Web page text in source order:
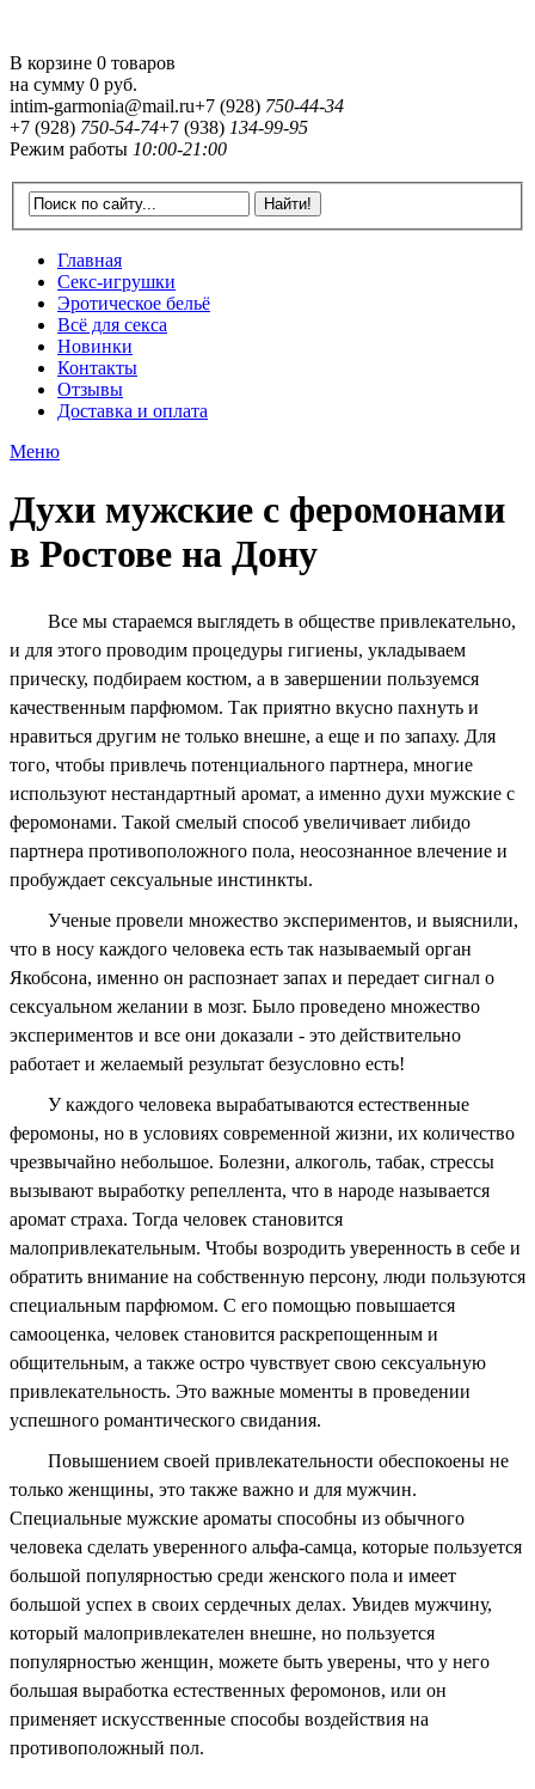
В корзине 0 товаров
на сумму 0 руб.
intim-garmonia@mail.ru+7 (928) 750-44-34
+7 (928) 750-54-74+7 (938) 134-99-95
Режим работы 10:00-21:00
Главная
Секс-игрушки
Эротическое бельё
Всё для секса
Новинки
Контакты
Отзывы
Доставка и оплата
Меню
Духи мужские с феромонами
в Ростове на Дону
Все мы стараемся выглядеть в обществе привлекательно,
и для этого проводим процедуры гигиены, укладываем
прическу, подбираем костюм, а в завершении пользуемся
качественным парфюмом. Так приятно вкусно пахнуть и
нравиться другим не только внешне, а еще и по запаху. Для
того, чтобы привлечь потенциального партнера, многие
используют нестандартный аромат, а именно духи мужские с
феромонами. Такой смелый способ увеличивает либидо
партнера противоположного пола, неосознанное влечение и
пробуждает сексуальные инстинкты.
Ученые провели множество экспериментов, и выяснили,
что в носу каждого человека есть так называемый орган
Якобсона, именно он распознает запах и передает сигнал о
сексуальном желании в мозг. Было проведено множество
экспериментов и все они доказали - это действительно
работает и желаемый результат безусловно есть!
У каждого человека вырабатываются естественные
феромоны, но в условиях современной жизни, их количество
чрезвычайно небольшое. Болезни, алкоголь, табак, стрессы
вызывают выработку репеллента, что в народе называется
аромат страха. Тогда человек становится
малопривлекательным. Чтобы возродить уверенность в себе и
обратить внимание на собственную персону, люди пользуются
специальным парфюмом. С его помощью повышается
самооценка, человек становится раскрепощенным и
общительным, а также остро чувствует свою сексуальную
привлекательность. Это важные моменты в проведении
успешного романтического свидания.
Повышением своей привлекательности обеспокоены не
только женщины, это также важно и для мужчин.
Специальные мужские ароматы способны из обычного
человека сделать уверенного альфа-самца, которые пользуется
большой популярностью среди женского пола и имеет
большой успех в своих сердечных делах. Увидев мужчину,
который малопривлекателен внешне, но пользуется
популярностью женщин, можете быть уверены, что у него
большая выработка естественных феромонов, или он
применяет искусственные способы воздействия на
противоположный пол.